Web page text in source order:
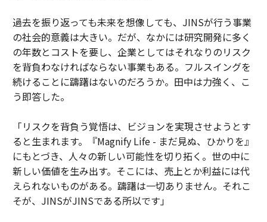
過去を振り返っても未来を想像しても、JINSが行う事業
の社会的意義は大きい。だが、なかには研究開発に多く
の年数とコストを要し、企業としてはそれなりのリスク
を背負わなければならない事業もある。フルスイングを
続けることに躊躇はないのだろうか。田中は力強く、こ
う即答した。
「リスクを背負う覚悟は、ビジョンを実現させようとす
ると生まれます。『Magnify Life - まだ見ぬ、ひかりを』
にもとづき、人々の新しい可能性を切り拓く。世の中に
新しい価値を生み出す。そこには、売上とか利益には代
えられないものがある。躊躇は一切ありません。それこ
そが、JINSがJINSである所以です」